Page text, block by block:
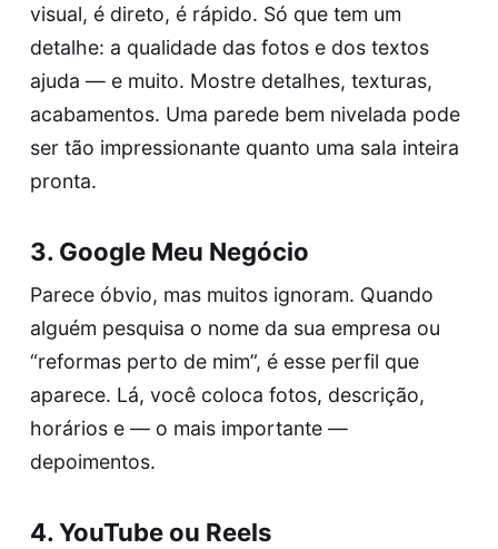
visual, é direto, é rápido. Só que tem um
detalhe: a qualidade das fotos e dos textos
ajuda — e muito. Mostre detalhes, texturas,
acabamentos. Uma parede bem nivelada pode
ser tão impressionante quanto uma sala inteira
pronta.
3. Google Meu Negócio
Parece óbvio, mas muitos ignoram. Quando
alguém pesquisa o nome da sua empresa ou
“reformas perto de mim”, é esse perfil que
aparece. Lá, você coloca fotos, descrição,
horários e — o mais importante —
depoimentos.
4. YouTube ou Reels